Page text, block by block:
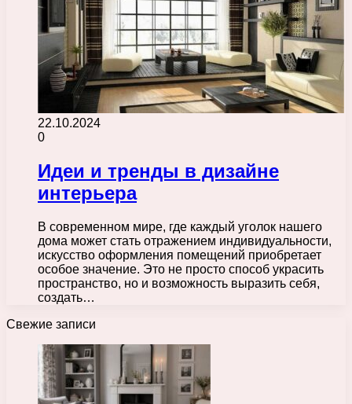
22.10.2024
0
Идеи и тренды в дизайне
интерьера
В современном мире, где каждый уголок нашего
дома может стать отражением индивидуальности,
искусство оформления помещений приобретает
особое значение. Это не просто способ украсить
пространство, но и возможность выразить себя,
создать…
Свежие записи